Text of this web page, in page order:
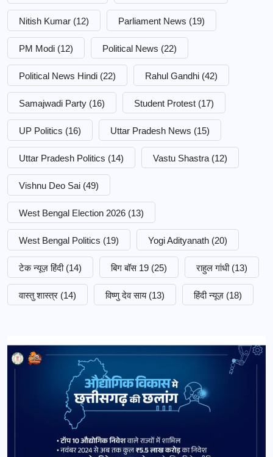
Nitish Kumar (12) Parliament News (19)
PM Modi (12) Political News (22)
Political News Hindi (22) Rahul Gandhi (42)
Samajwadi Party (16) Student Protest (17)
UP Politics (16) Uttar Pradesh News (15)
Uttar Pradesh Politics (14) Vastu Shastra (12)
Vishnu Deo Sai (49)
West Bengal Election 2026 (13)
West Bengal Politics (19) Yogi Adityanath (20)
टेक न्यूज़ हिंदी (14) बिग बॉस 19 (25) राहुल गांधी (13)
वास्तु शास्त्र (14) विष्णु देव साय (13) हिंदी न्यूज़ (18)